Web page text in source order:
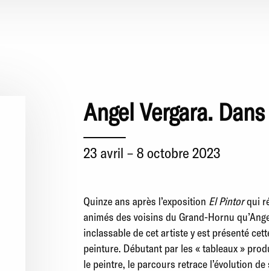
Angel Vergara.
23 avril – 8 octobre 2023
Quinze ans après l’exposition El Pintorqui
animés des voisins du Grand-Hornu
inclassable de cet artiste y est présenté
peinture. Débutant par les « tableaux »
le peintre, le parcours retrace l’évolution